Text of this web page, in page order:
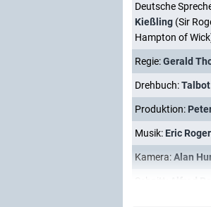
Deutsche
Kießling (Sir
Hampton of
Regie:Gerald
Drehbuch:Talbot
Produktion:
Musik: Eric
Kamera:Alan